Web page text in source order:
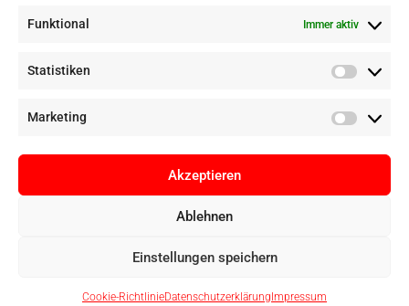
Funktional Immer aktiv
Statistiken
Marketing
Akzeptieren
Ablehnen
Einstellungen speichern
Cookie-RichtlinieDatenschutzerklärung Impressum
Copyright © Digital Camera Graz 2022. Alle Rechte vorbehalten. E-
Commerce bypathways digital, Mallorca